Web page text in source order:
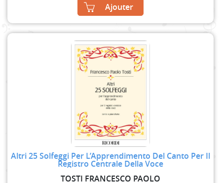
Ajouter
Altri 25 Solfeggi Per L’Apprendimento Del Canto Per Il
Registro Centrale Della Voce
TOSTI FRANCESCO PAOLO